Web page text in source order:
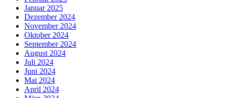
Januar 2025
Dezember 2024
November 2024
Oktober 2024
September 2024
August 2024
Juli 2024
Juni 2024
Mai 2024
April 2024